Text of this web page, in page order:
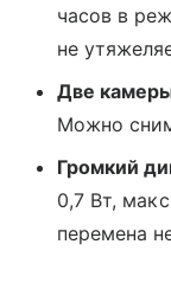
часов в
не
Две
Можно
Громкий
0,7 Вт,
перемена